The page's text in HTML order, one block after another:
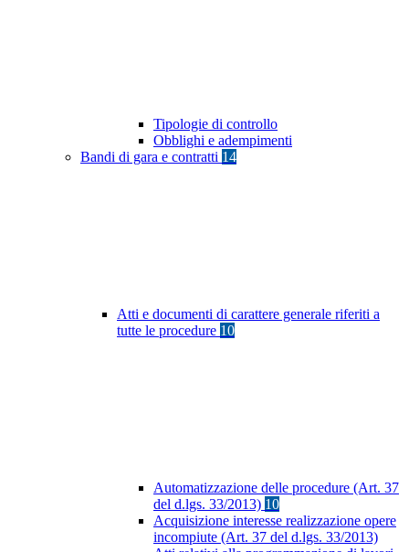
Tipologie di controllo
Obblighi e adempimenti
Bandi di gara e contratti 14
Atti e documenti di carattere generale riferiti a
tutte le procedure 10
Automatizzazione delle procedure (Art. 37
del d.lgs. 33/2013) 10
Acquisizione interesse realizzazione opere
incompiute (Art. 37 del d.lgs. 33/2013)